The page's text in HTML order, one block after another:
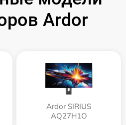
Ardor
Ardor SIRIUS
AQ27H1O